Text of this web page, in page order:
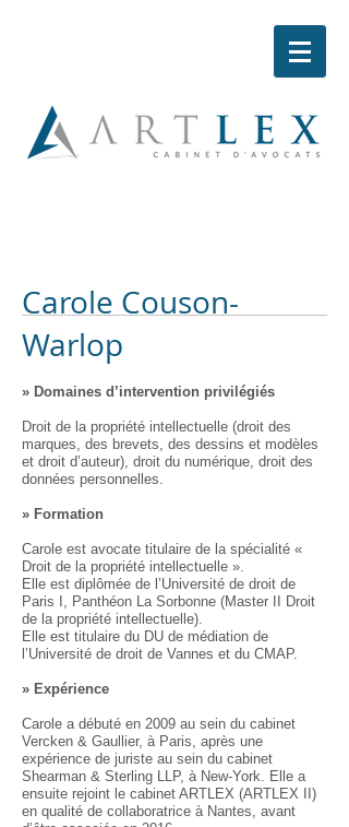
Carole Couson-
Warlop
​» Domaines d’intervention privilégiés
Droit de la propriété intellectuelle (droit des
marques, des brevets, des dessins et modèles
et droit d’auteur), droit du numérique, droit des
données personnelles.
» Formation
Carole est avocate titulaire de la spécialité «
Droit de la propriété intellectuelle ».
Elle est diplômée de l’Université de droit de
Paris I, Panthéon La Sorbonne (Master II Droit
de la propriété intellectuelle).
Elle est titulaire du DU de médiation de
l’Université de droit de Vannes et du CMAP.
» Expérience
Carole a débuté en 2009 au sein du cabinet
Vercken & Gaullier, à Paris, après une
expérience de juriste au sein du cabinet
Shearman & Sterling LLP, à New-York. Elle a
ensuite rejoint le cabinet ARTLEX (ARTLEX II)
en qualité de collaboratrice à Nantes, avant